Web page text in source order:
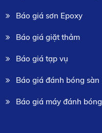
Báo giá sơn Epoxy
Báo giá giặt thảm
Báo giá tạp vụ
Báo giá đánh bóng sàn
Báo giá máy đánh bóng